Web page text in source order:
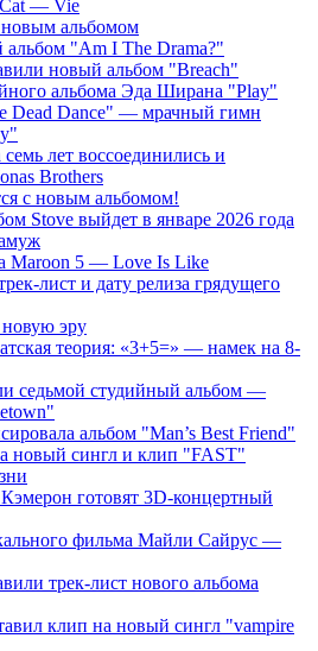
Cat — Vie
новым альбомом
"Am I The Drama?"
новый альбом "Breach"
альбома Эда Ширана "Play"
Dead Dance" — мрачный гимн
лет воссоединились и
Brothers
с новым альбомом!
Stove выйдет в январе 2026 года
Maroon 5 — Love Is Like
лист и дату релиза грядущего
эру
теория: «3+5=» — намек на 8-
седьмой студийный альбом —
альбом "Man’s Best Friend"
новый сингл и клип "FAST"
готовят 3D-концертный
фильма Майли Сайрус —
трек-лист нового альбома
клип на новый сингл "vampire